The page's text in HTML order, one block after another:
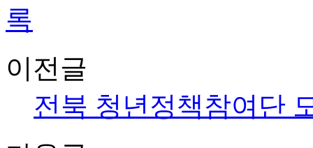
이전글
전북 청년정책참여단